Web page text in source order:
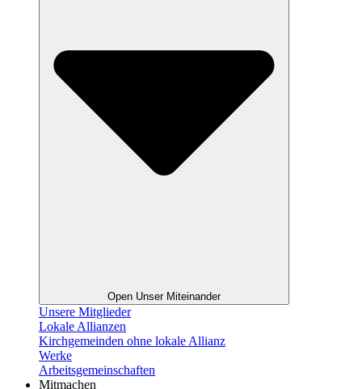
Open Unser Miteinander
Unsere Mitglieder
Lokale Allianzen
Kirchgemeinden ohne lokale Allianz
Werke
Arbeitsgemeinschaften
Mitmachen